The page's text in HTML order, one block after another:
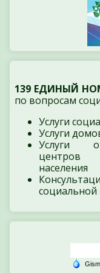
139 ЕДИНЫЙ
по вопросам
Услуги
Услуги
Услуги
центров
населения